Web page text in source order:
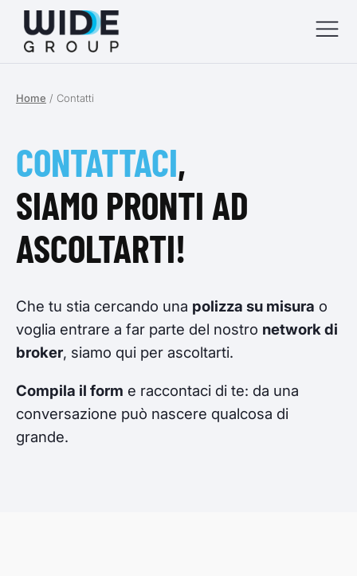
Home / Contatti
CONTATTACI,
SIAMO PRONTI AD
ASCOLTARTI!
Che tu stia cercando una polizza su misura o
voglia entrare a far parte del nostro network di
broker, siamo qui per ascoltarti.
Compila il form e raccontaci di te: da una
conversazione può nascere qualcosa di
grande.